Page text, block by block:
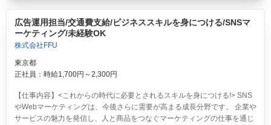
広告運用担当/交通費支給/ビジネススキルを身につける/SNSマ
ーケティング/未経験OK
株式会社FFU
東京都
正社員：時給1,700円～2,300円
【仕事内容】<これからの時代に必要とされるスキルを身につける!> SNS
やWebマーケティングは、今後さらに需要が高まる成長分野です。 企業や
サービスの魅力を発信し、人と商品をつなぐマーケティングの仕事を通じ